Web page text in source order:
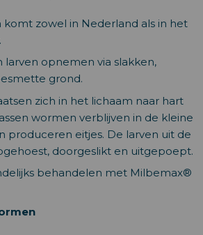
zowel in Nederland als in het
larven opnemen via slakken,
grond.
zich in het lichaam naar hart
wormen verblijven in de kleine
produceren eitjes. De larven uit de
doorgeslikt en uitgepoept.
behandelen met Milbemax®